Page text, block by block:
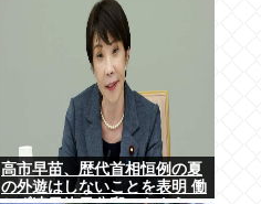
高市早苗、歴代首相恒例の夏
の外遊はしないことを表明 働